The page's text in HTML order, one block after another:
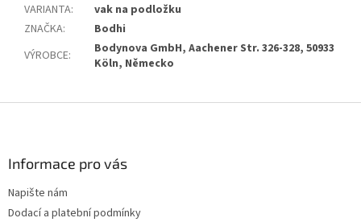
VARIANTA:
vak na podložku
ZNAČKA:
Bodhi
VÝROBCE:
Bodynova GmbH, Aachener Str. 326-328, 50933
Köln, Německo
Informace pro vás
Napište nám
Dodací a platební podmínky